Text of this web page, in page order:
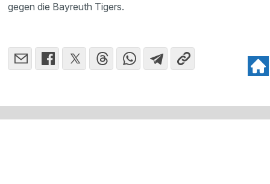
gegen die Bayreuth Tigers.